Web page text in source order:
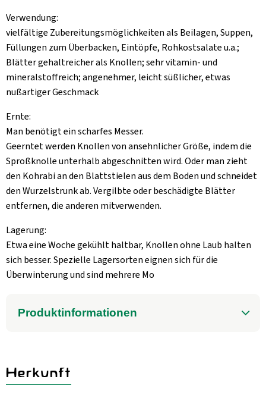
Verwendung:
vielfältige Zubereitungsmöglichkeiten als Beilagen, Suppen,
Füllungen zum Überbacken, Eintöpfe, Rohkostsalate u.a.;
Blätter gehaltreicher als Knollen; sehr vitamin- und
mineralstoffreich; angenehmer, leicht süßlicher, etwas
nußartiger Geschmack
Ernte:
Man benötigt ein scharfes Messer.
Geerntet werden Knollen von ansehnlicher Größe, indem die
Sproßknolle unterhalb abgeschnitten wird. Oder man zieht
den Kohrabi an den Blattstielen aus dem Boden und schneidet
den Wurzelstrunk ab. Vergilbte oder beschädigte Blätter
entfernen, die anderen mitverwenden.
Lagerung:
Etwa eine Woche gekühlt haltbar, Knollen ohne Laub halten
sich besser. Spezielle Lagersorten eignen sich für die
Überwinterung und sind mehrere Mo
Produktinformationen
Herkunft